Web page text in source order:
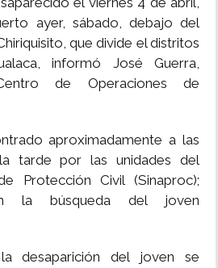
ayer, sábado, debajo del
que divide el distritos
informó José Guerra,
de Operaciones de
aproximadamente a las
tarde por las unidades del
Protección Civil (Sinaproc);
la búsqueda del joven
desaparición del joven se